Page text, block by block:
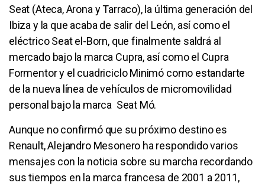
Seat (Ateca, Arona y Tarraco), la última generación del
Ibiza y la que acaba de salir del León, así como el
eléctrico Seat el-Born, que finalmente saldrá al
mercado bajo la marca Cupra, así como el Cupra
Formentor y el cuadriciclo Minimó como estandarte
de la nueva línea de vehículos de micromovilidad
personal bajo la marca Seat Mó.
Aunque no confirmó que su próximo destino es
Renault, Alejandro Mesonero ha respondido varios
mensajes con la noticia sobre su marcha recordando
sus tiempos en la marca francesa de 2001 a 2011,